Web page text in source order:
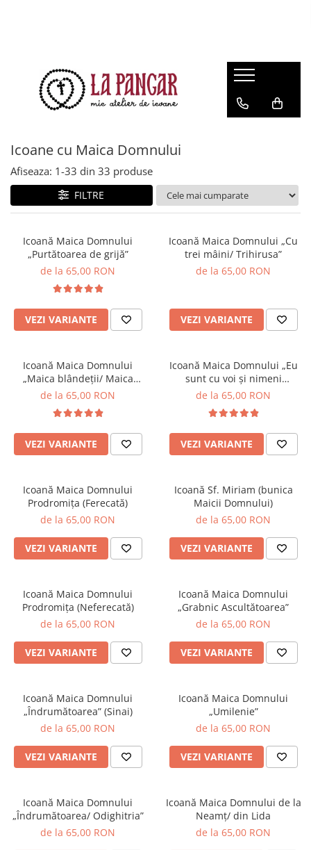
Icoane cu Maica Domnului
Afiseaza: 1-33 din 33 produse
FILTRE
Icoană Maica Domnului
„Purtătoarea de grijă”
de la 65,00 RON
VEZI VARIANTE
Icoană Maica Domnului „Cu
trei mâini/ Trihirusa”
de la 65,00 RON
VEZI VARIANTE
Icoană Maica Domnului
„Maica blândeții/ Maica
Smereniei”
de la 65,00 RON
VEZI VARIANTE
Icoană Maica Domnului „Eu
sunt cu voi și nimeni
împotriva voastră”
de la 65,00 RON
VEZI VARIANTE
Icoană Maica Domnului
Prodromița (Ferecată)
de la 65,00 RON
VEZI VARIANTE
Icoană Sf. Miriam (bunica
Maicii Domnului)
de la 65,00 RON
VEZI VARIANTE
Icoană Maica Domnului
Prodromița (Neferecată)
de la 65,00 RON
VEZI VARIANTE
Icoană Maica Domnului
„Grabnic Ascultătoarea”
de la 65,00 RON
VEZI VARIANTE
Icoană Maica Domnului
„Îndrumătoarea” (Sinai)
de la 65,00 RON
VEZI VARIANTE
Icoană Maica Domnului
„Umilenie”
de la 65,00 RON
VEZI VARIANTE
Icoană Maica Domnului
„Îndrumătoarea/ Odighitria”
de la 65,00 RON
Icoană Maica Domnului de la
Neamț/ din Lida
de la 65,00 RON